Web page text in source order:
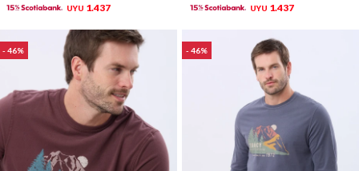
UYU 1.437 UYU 1.437
46 46